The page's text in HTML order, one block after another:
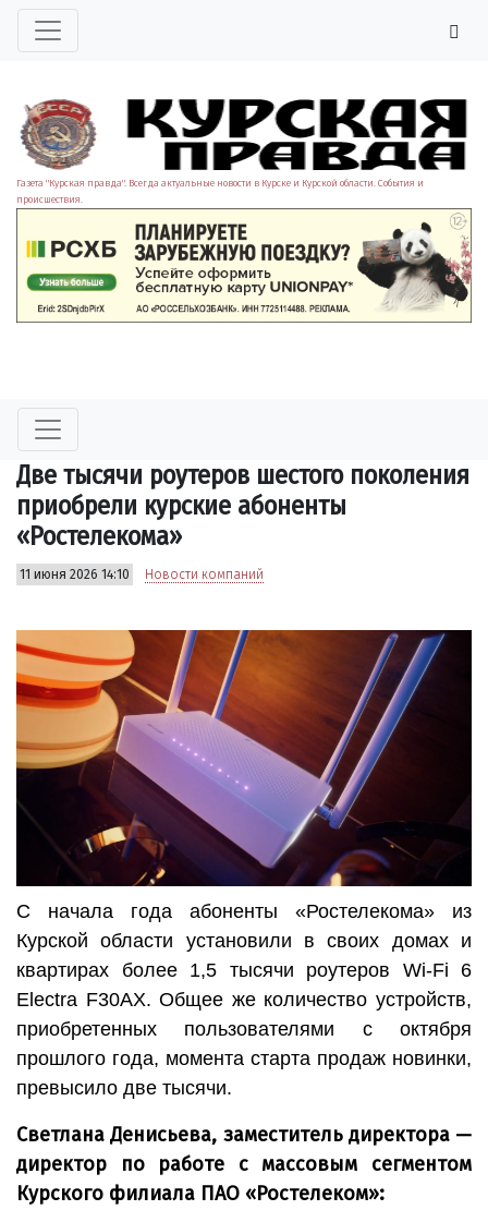
Газета "Курская правда". Всегда актуальные новости в Курске и Курской области. События и
происшествия.
Две тысячи роутеров шестого поколения
приобрели курские абоненты
«Ростелекома»
11 июня 2026 14:10 Новости компаний
С начала года абоненты «Ростелекома» из
Курской области установили в своих домах и
квартирах более 1,5 тысячи роутеров Wi-Fi 6
Electra F30AX. Общее же количество устройств,
приобретенных пользователями с октября
прошлого года, момента старта продаж новинки,
превысило две тысячи.
Светлана Денисьева, заместитель директора —
директор по работе с массовым сегментом
Курского филиала ПАО «Ростелеком»: